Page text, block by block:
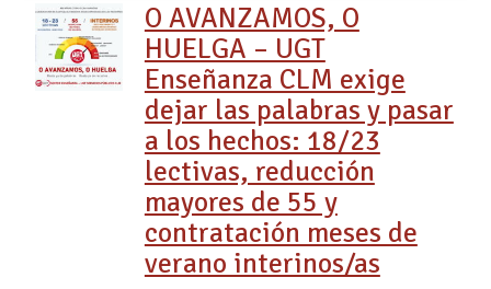
O AVANZAMOS, O
HUELGA – UGT
Enseñanza CLM exige
dejar las palabras y pasar
a los hechos: 18/23
lectivas, reducción
mayores de 55 y
contratación meses de
verano interinos/as